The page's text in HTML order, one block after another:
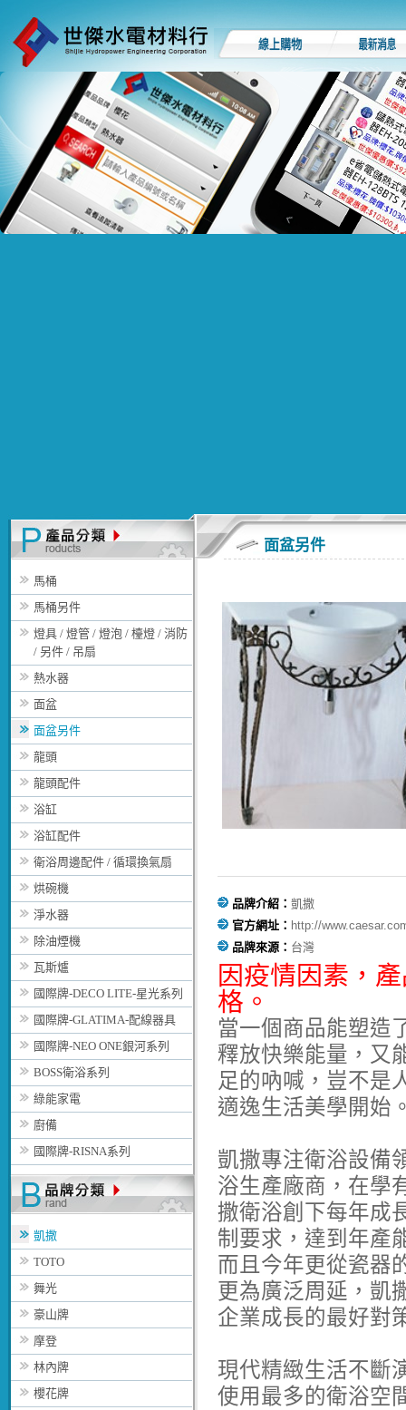
馬桶
馬桶另件
燈具 / 燈管 / 燈泡 / 檯燈 / 消防
/ 另件 / 吊扇
熱水器
面盆
面盆另件
龍頭
龍頭配件
浴缸
浴缸配件
衛浴周邊配件 / 循環換氣扇
烘碗機
淨水器
除油煙機
瓦斯爐
國際牌-DECO LITE-星光系列
國際牌-GLATIMA-配線器具
國際牌-NEO ONE銀河系列
BOSS衛浴系列
綠能家電
廚備
國際牌-RISNA系列
凱撒
TOTO
舞光
豪山牌
摩登
林內牌
櫻花牌
面盆另件
品牌介紹： 凱撒
官方網址： http://
品牌來源： 台灣
因疫情因素，
格。
當一個商品能塑造
釋放快樂能量，又
足的吶喊，豈不是
適逸生活美學開始
凱撒專注衛浴設備
浴生產廠商，在學
撒衛浴創下每年成
制要求，達到年產
而且今年更從瓷器
更為廣泛周延，凱
企業成長的最好對
現代精緻生活不斷
使用最多的衛浴空